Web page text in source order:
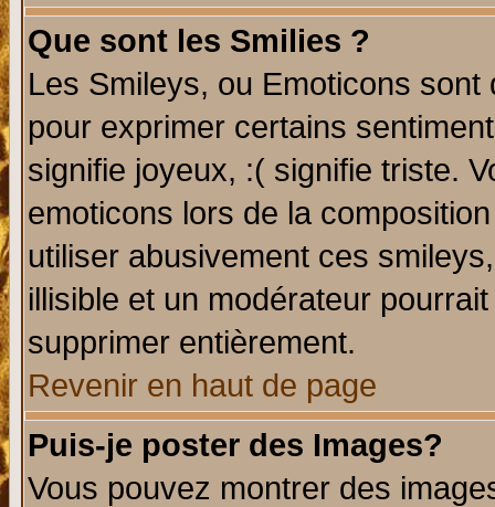
Que sont les Smilies ?
Les Smileys, ou Emoticons
pour exprimer certains
signifie joyeux, :( signifie triste.
emoticons lors de la
utiliser abusivement ces
illisible et un modérateur
supprimer entièrement.
Revenir en haut de page
Puis-je poster des Images?
Vous pouvez montrer des